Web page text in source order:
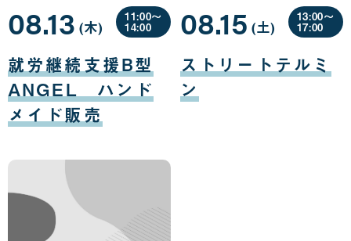
就労継続支援B型
ANGEL ハンド
メイド販売
08.13
月
13
日
(木曜
日
)
11:00〜
14:00
ストリートテルミ
ン
08.15
月
15
日
(土曜
日
)
13:00〜
17:00